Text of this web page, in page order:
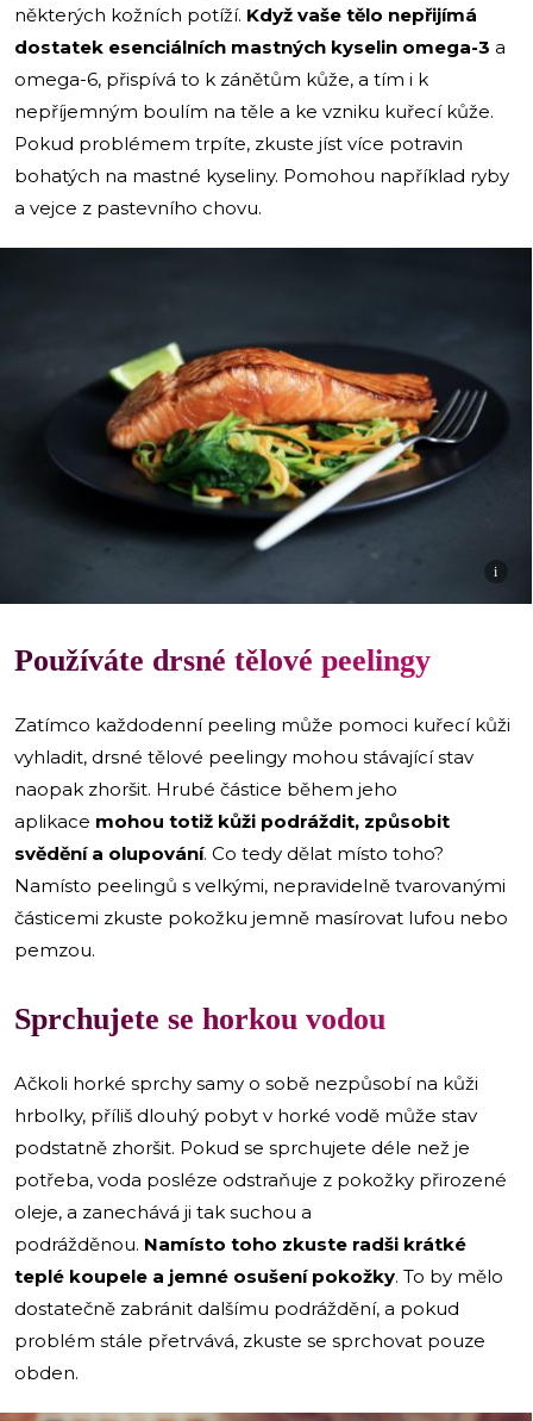
některých kožních potíží. Když vaše tělo nepřijímá
dostatek esenciálních mastných kyselin omega-3 a
omega-6, přispívá to k zánětům kůže, a tím i k
nepříjemným boulím na těle a ke vzniku kuřecí kůže.
Pokud problémem trpíte, zkuste jíst více potravin
bohatých na mastné kyseliny. Pomohou například ryby
a vejce z pastevního chovu.
i
Používáte drsné tělové peelingy
Zatímco každodenní peeling může pomoci kuřecí kůži
vyhladit, drsné tělové peelingy mohou stávající stav
naopak zhoršit. Hrubé částice během jeho
aplikace mohou totiž kůži podráždit, způsobit
svědění a olupování. Co tedy dělat místo toho?
Namísto peelingů s velkými, nepravidelně tvarovanými
částicemi zkuste pokožku jemně masírovat lufou nebo
pemzou.
Sprchujete se horkou vodou
Ačkoli horké sprchy samy o sobě nezpůsobí na kůži
hrbolky, příliš dlouhý pobyt v horké vodě může stav
podstatně zhoršit. Pokud se sprchujete déle než je
potřeba, voda posléze odstraňuje z pokožky přirozené
oleje, a zanechává ji tak suchou a
podrážděnou. Namísto toho zkuste radši krátké
teplé koupele a jemné osušení pokožky. To by mělo
dostatečně zabránit dalšímu podráždění, a pokud
problém stále přetrvává, zkuste se sprchovat pouze
obden.